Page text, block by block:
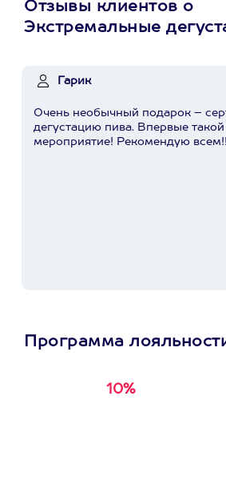
Отзывы клиентов о
Экстремальные
Гарик
Очень необычный подарок –
дегустацию пива. Впервые
мероприятие! Рекомендую
Программа
10%